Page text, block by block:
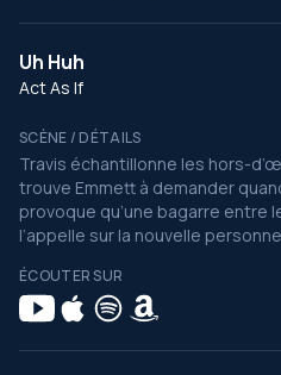
Uh Huh
Act As If
SCÈNE / DÉTAILS
Travis échantillonne les hors-
trouve Emmett à demander
provoque qu’une bagarre entre
l’appelle sur la nouvelle
ÉCOUTER SUR